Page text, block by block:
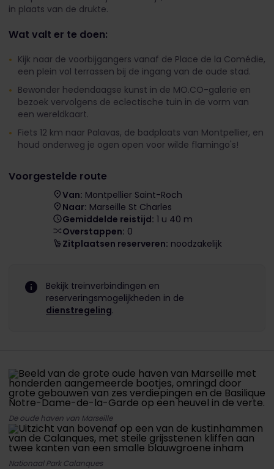
in plaats van de drukte.
Wat valt er te doen:
Kijk naar de voorbijgangers vanaf de Place de la Comédie,
een plein vol terrassen bij de ingang van de oude stad.
Bewonder hedendaagse kunst in de MO.CO-galerie en
bezoek vervolgens de eclectische tuin in de vorm van
een wereldkaart.
Fiets 12 km naar Palavas, de badplaats van Montpellier, en
houd onderweg je ogen open voor wilde flamingo's!
Voorgestelde route
Van: Montpellier Saint-Roch
Naar: Marseille St Charles
Gemiddelde reistijd: 1 u 40 m
Overstappen: 0
Zitplaatsen reserveren: noodzakelijk
Bekijk treinverbindingen en
reserveringsmogelijkheden in de
dienstregeling.
De oude haven van Marseille
Nationaal Park Calanques